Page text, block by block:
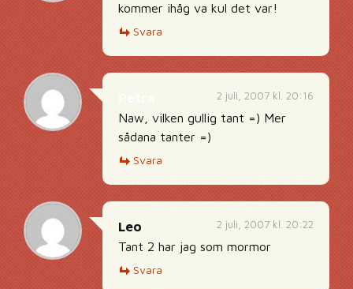
kommer ihåg va kul det var!
Svara
2 juli, 2007 kl. 20:16
Naw, vilken gullig tant =) Mer
sådana tanter =)
Svara
2 juli, 2007 kl. 20:22
Leo
Tant 2 har jag som mormor
Svara